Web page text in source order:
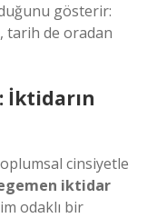
gösterir:
tarih de oradan
İktidarın
cinsiyetle
iktidar
odaklı bir